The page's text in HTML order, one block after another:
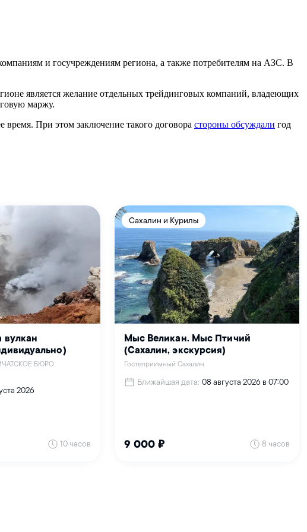
и госучреждениям региона, а также потребителям на АЗС. В
является желание отдельных трейдинговых компаний, владеющих
маржу.
При этом заключение такого договора стороны обсуждали год